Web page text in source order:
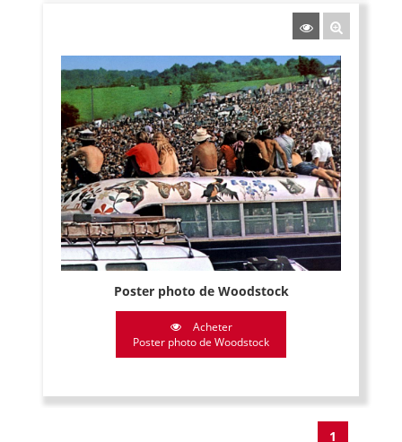
Poster photo de Woodstock
Acheter
Poster photo de Woodstock
1